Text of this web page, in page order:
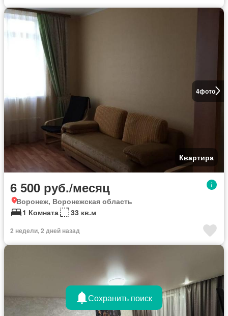
4фото
Квартира
6 500 руб./месяц
Воронеж, Воронежская область
1 Комната
33 кв.м
2 недели, 2 дней назад
Сохранить поиск